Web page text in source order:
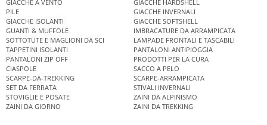
GIACCHE A VENTO
GIACCHE HARDSHELL
PILE
GIACCHE INVERNALI
GIACCHE ISOLANTI
GIACCHE SOFTSHELL
GUANTI & MUFFOLE
IMBRACATURE DA ARRAMPICATA
SOTTOTUTE E MAGLIONI DA SCI
LAMPADE FRONTALI E TASCABILI
TAPPETINI ISOLANTI
PANTALONI ANTIPIOGGIA
PANTALONI ZIP OFF
PRODOTTI PER LA CURA
CIASPOLE
SACCO A PELO
SCARPE-DA-TREKKING
SCARPE-ARRAMPICATA
SET DA FERRATA
STIVALI INVERNALI
STOVIGLIE E POSATE
ZAINI DA ALPINISMO
ZAINI DA GIORNO
ZAINI DA TREKKING